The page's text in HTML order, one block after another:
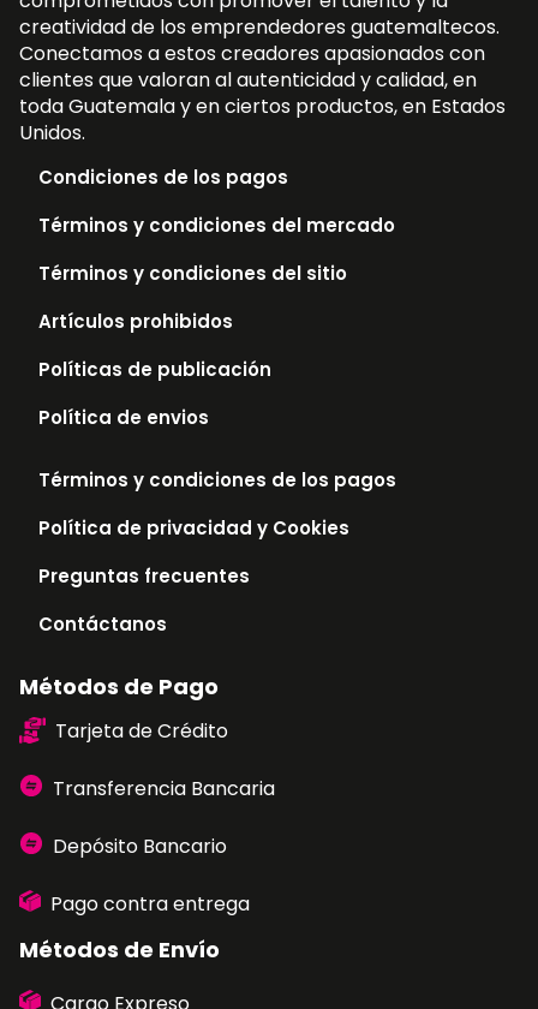
creatividad de los emprendedores guatemaltecos.
Conectamos a estos creadores apasionados con
clientes que valoran al autenticidad y calidad, en
toda Guatemala y en ciertos productos, en Estados
Unidos.
Condiciones de los pagos
Términos y condiciones del mercado
Términos y condiciones del sitio
Artículos prohibidos
Políticas de publicación
Política de envios
Términos y condiciones de los pagos
Política de privacidad y Cookies
Preguntas frecuentes
Contáctanos
Métodos de Pago
Tarjeta de Crédito
Transferencia Bancaria
Depósito Bancario
Pago contra entrega
Métodos de Envío